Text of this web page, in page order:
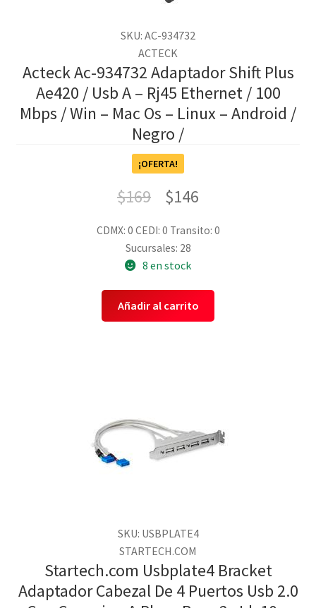
SKU: AC-934732
ACTECK
Acteck Ac-934732 Adaptador Shift Plus
Ae420 / Usb A – Rj45 Ethernet / 100
Mbps / Win – Mac Os – Linux – Android /
Negro /
¡OFERTA!
$169 $146
CDMX: 0 CEDI: 0 Transito: 0
Sucursales: 28
8 en stock
Añadir al carrito
SKU: USBPLATE4
STARTECH.COM
Startech.com Usbplate4 Bracket
Adaptador Cabezal De 4 Puertos Usb 2.0